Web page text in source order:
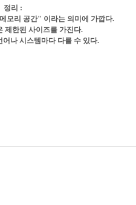
정리 :
모리 공간" 이라는 의미에 가깝다.
제한된 사이즈를 가진다.
어나 시스템마다 다를 수 있다.